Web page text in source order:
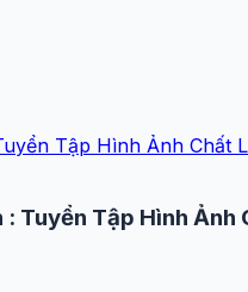
Tập Hình Ảnh Chất
Tuyển Tập Hình